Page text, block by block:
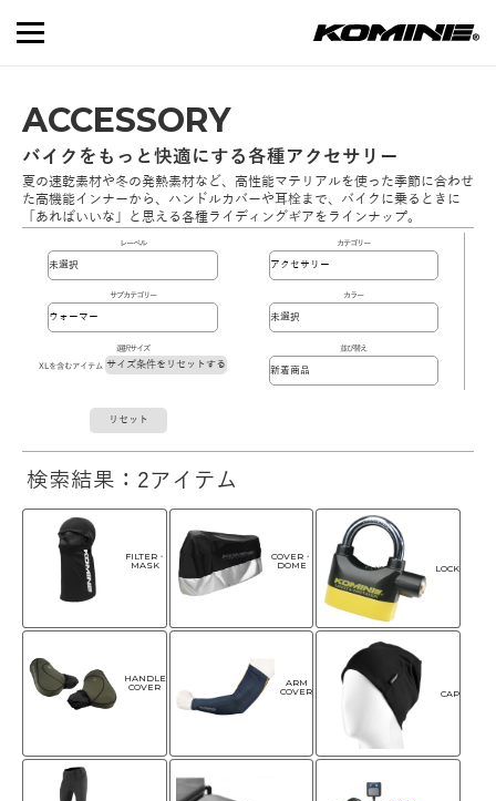
ACCESSORY
バイクをもっと快適にする各種アクセサリー
夏の速乾素材や冬の発熱素材など、高性能マテリアルを使った季節に合わせ
た高機能インナーから、ハンドルカバーや耳栓まで、バイクに乗るときに
「あればいいな」と思える各種ライディングギアをラインナップ。
レーベル カテゴリー
サブカテゴリー カラー
選択サイズ
XLを含むアイテム サイズ条件をリセットする
並び替え
リセット
検索結果：2アイテム
FILTER・
MASK
COVER・
DOME
LOCK
HANDLE
COVER
ARM
COVER
CAP